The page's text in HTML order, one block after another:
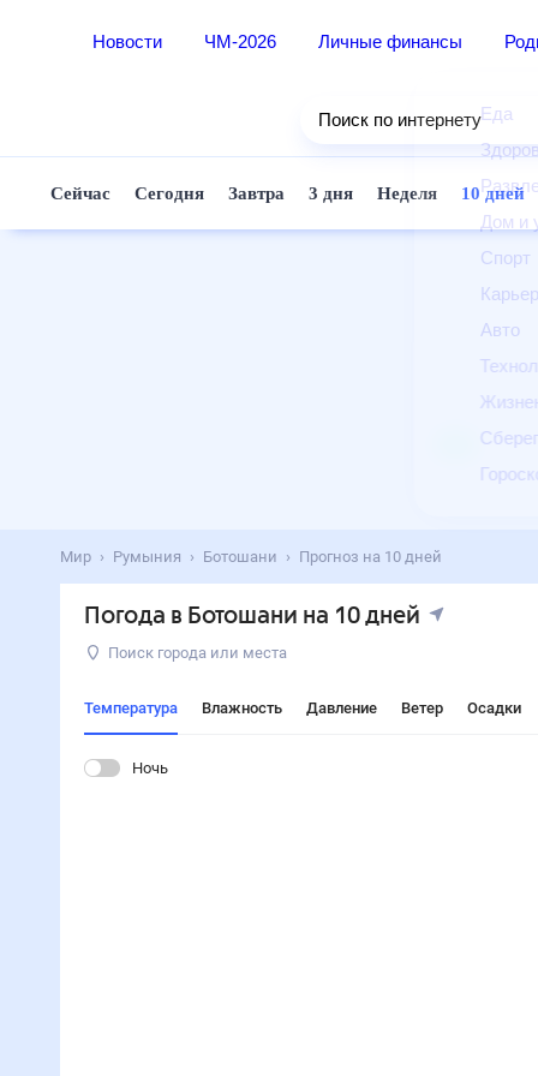
Новости ЧМ-2026 Личные финансы
Еда
Дом
Спорт
Авто
Поиск по интернету
Сейчас Сегодня Завтра 3 дня Неделя 10
Мир Румыния Ботошани Прогноз на 10 дней
Погода в Ботошани на 10 дней
Поиск города или места
Температура Влажность Давление Ветер Осадки
Ночь